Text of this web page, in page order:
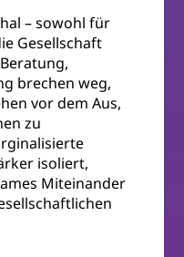
– sowohl für
Gesellschaft
brechen weg,
vor dem Aus,
zu
isoliert,
Miteinander